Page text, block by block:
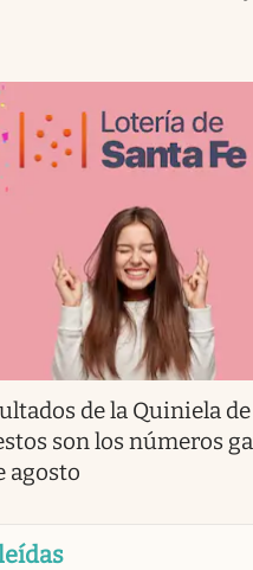
de la Quiniela
son los números
agosto